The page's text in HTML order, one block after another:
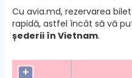
Cu avia.md, rezervarea
rapidă, astfel încât să vă
șederii în Vietnam.
+